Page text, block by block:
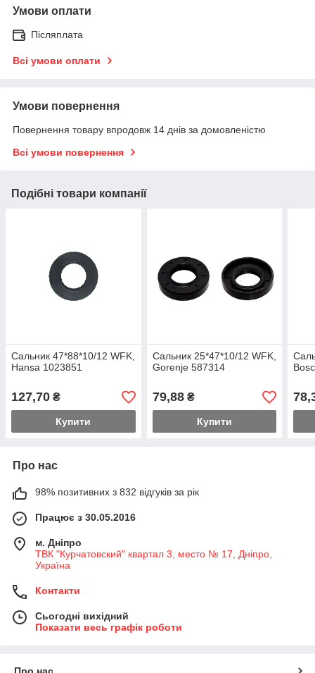
Умови оплати
Післяплата
Всі умови оплати
Умови повернення
Повернення товару впродовж 14 днів за домовленістю
Всі умови повернення
Подібні товари компанії
Сальник 47*88*10/12 WFK,
Hansa 1023851
127,70 ₴
Купити
Сальник 25*47*10/12 WFK,
Gorenje 587314
79,88₴
Купити
Про нас
98% позитивних з 832 відгуків за рік
Працює з 30.05.2016
м. Дніпро
ТВК "Курчатовский" квартал 3, место № 17, Дніпро,
Україна
Контакти
Сьогодні вихідний
Показати весь графік роботи